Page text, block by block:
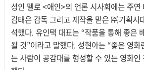
성인 멜로 <애인>의 언론 시사회에는 주연
김태은 감독 그리고 제작을 맡은 ㈜기획시
석했다. 유인택 대표는 “작품을 통해 좋은
될 것”이라고 말했다. 성현아는 “좋은 영
는 사람이 공감대를 형성할 수 있는 영화인